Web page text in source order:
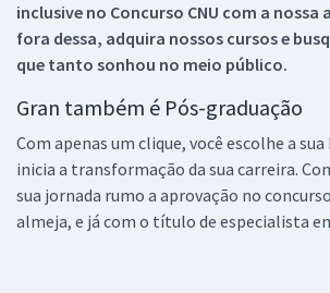
inclusive no Concurso CNU com a nossa
fora dessa, adquira nossos cursos e
que tanto sonhou no meio público.
Gran também é Pós-graduação
Com apenas um clique, você escolhe a
inicia a transformação da sua carreira.
sua jornada rumo a aprovação no
almeja, e já com o título de especialista